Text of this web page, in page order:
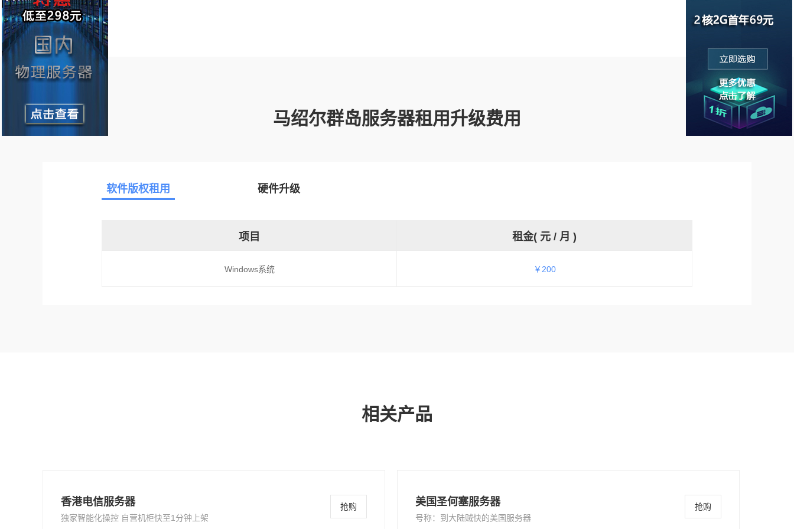
马绍尔群岛服务器租用升级费用
软件版权租用 硬件升级
项目 租金( 元 / 月 )
Windows系统 ￥200
相关产品
香港电信服务器
独家智能化操控 自营机柜快至1分钟上架
抢购 美国圣何塞服务器
号称：到大陆贼快的美国服务器
抢购